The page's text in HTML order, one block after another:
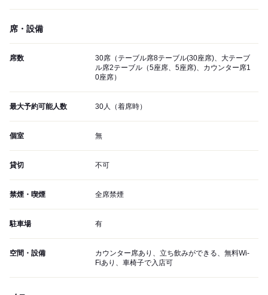
席・設備
席数
30席（テーブル席8テーブル(30座席)、大テーブ
ル席2テーブル（5座席、5座席)、カウンター席1
0座席）
最大予約可能人数 30人（着席時）
個室 無
貸切 不可
禁煙・喫煙 全席禁煙
駐車場 有
空間・設備
カウンター席あり、立ち飲みができる、無料Wi-
Fiあり、車椅子で入店可